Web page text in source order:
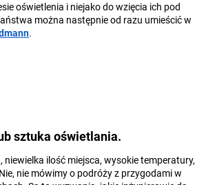
oświetlenia i niejako do wzięcia ich pod
można następnie od razu umieścić w
.
sztuka oświetlania.
niewielka ilość miejsca, wysokie temperatury,
nie mówimy o podróży z przygodami w